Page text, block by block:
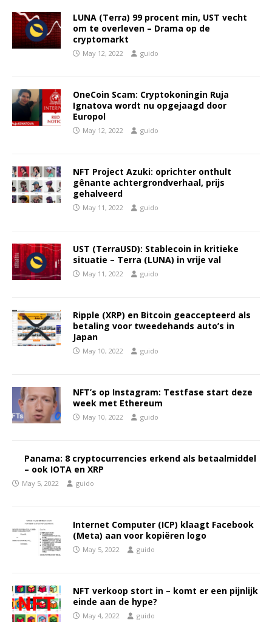
LUNA (Terra) 99 procent min, UST vecht
om te overleven – Drama op de
cryptomarkt
May 12, 2022 guido
OneCoin Scam: Cryptokoningin Ruja
Ignatova wordt nu opgejaagd door
Europol
May 12, 2022 guido
NFT Project Azuki: oprichter onthult
gênante achtergrondverhaal, prijs
gehalveerd
May 11, 2022 guido
UST (TerraUSD): Stablecoin in kritieke
situatie – Terra (LUNA) in vrije val
May 11, 2022 guido
Ripple (XRP) en Bitcoin geaccepteerd als
betaling voor tweedehands auto’s in
Japan
May 10, 2022 guido
NFT’s op Instagram: Testfase start deze
week met Ethereum
May 10, 2022 guido
Panama: 8 cryptocurrencies erkend als betaalmiddel
– ook IOTA en XRP
May 5, 2022 guido
Internet Computer (ICP) klaagt Facebook
(Meta) aan voor kopiëren logo
May 5, 2022 guido
NFT verkoop stort in – komt er een pijnlijk
einde aan de hype?
May 4, 2022 guido